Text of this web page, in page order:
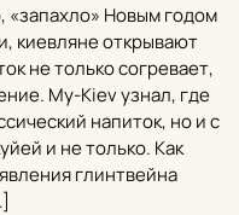
«запахло» Новым годом
киевляне открывают
не только согревает,
My-Kiev узнал, где
напиток, но и с
и не только. Как
глинтвейна